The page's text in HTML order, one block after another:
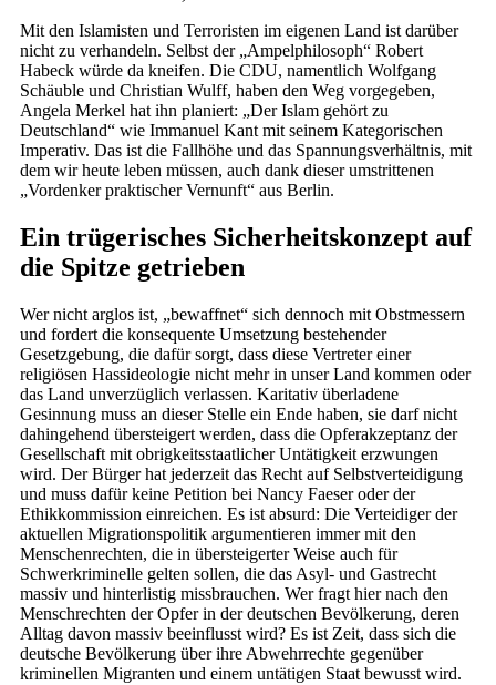
Mit den Islamisten und Terroristen im eigenen Land ist darüber
nicht zu verhandeln. Selbst der „Ampelphilosoph“ Robert
Habeck würde da kneifen. Die CDU, namentlich Wolfgang
Schäuble und Christian Wulff, haben den Weg vorgegeben,
Angela Merkel hat ihn planiert: „Der Islam gehört zu
Deutschland“ wie Immanuel Kant mit seinem Kategorischen
Imperativ. Das ist die Fallhöhe und das Spannungsverhältnis, mit
dem wir heute leben müssen, auch dank dieser umstrittenen
„Vordenker praktischer Vernunft“ aus Berlin.
Ein trügerisches Sicherheitskonzept auf
die Spitze getrieben
Wer nicht arglos ist, „bewaffnet“ sich dennoch mit Obstmessern
und fordert die konsequente Umsetzung bestehender
Gesetzgebung, die dafür sorgt, dass diese Vertreter einer
religiösen Hassideologie nicht mehr in unser Land kommen oder
das Land unverzüglich verlassen. Karitativ überladene
Gesinnung muss an dieser Stelle ein Ende haben, sie darf nicht
dahingehend übersteigert werden, dass die Opferakzeptanz der
Gesellschaft mit obrigkeitsstaatlicher Untätigkeit erzwungen
wird. Der Bürger hat jederzeit das Recht auf Selbstverteidigung
und muss dafür keine Petition bei Nancy Faeser oder der
Ethikkommission einreichen. Es ist absurd: Die Verteidiger der
aktuellen Migrationspolitik argumentieren immer mit den
Menschenrechten, die in übersteigerter Weise auch für
Schwerkriminelle gelten sollen, die das Asyl- und Gastrecht
massiv und hinterlistig missbrauchen. Wer fragt hier nach den
Menschrechten der Opfer in der deutschen Bevölkerung, deren
Alltag davon massiv beeinflusst wird? Es ist Zeit, dass sich die
deutsche Bevölkerung über ihre Abwehrrechte gegenüber
kriminellen Migranten und einem untätigen Staat bewusst wird.